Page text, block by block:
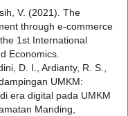
V. (2021). The
through e-commerce
1st International
Economics.
D. I., Ardianty, R. S.,
UMKM:
era digital pada UMKM
Manding,